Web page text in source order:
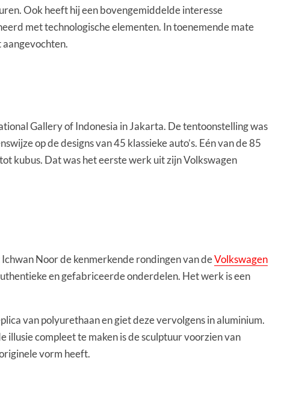
Ook heeft hij een bovengemiddelde interesse
met technologische elementen. In toenemende mate
Gallery of Indonesia in Jakarta. De tentoonstelling was
op de designs van 45 klassieke auto’s. Eén van de 85
kubus. Dat was het eerste werk uit zijn Volkswagen
Noor de kenmerkende rondingen van deVolkswagen
en gefabriceerde onderdelen. Het werk is een
van polyurethaan en giet deze vervolgens in aluminium.
compleet te maken is de sculptuur voorzien van
vorm heeft.